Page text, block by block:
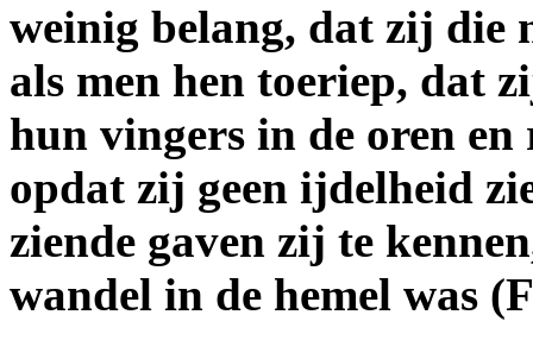
weinig belang, dat zij die
als men hen toeriep, dat
hun vingers in de oren
opdat zij geen ijdelheid
ziende gaven zij te
wandel in de hemel was